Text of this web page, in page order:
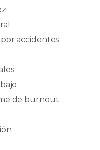
accidentes
de burnout